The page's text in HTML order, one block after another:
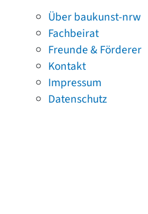
Über baukunst-nrw
Fachbeirat
Freunde & Förderer
Kontakt
Impressum
Datenschutz